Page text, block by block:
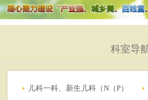
科室导
儿科一科、新生儿科（N（P）